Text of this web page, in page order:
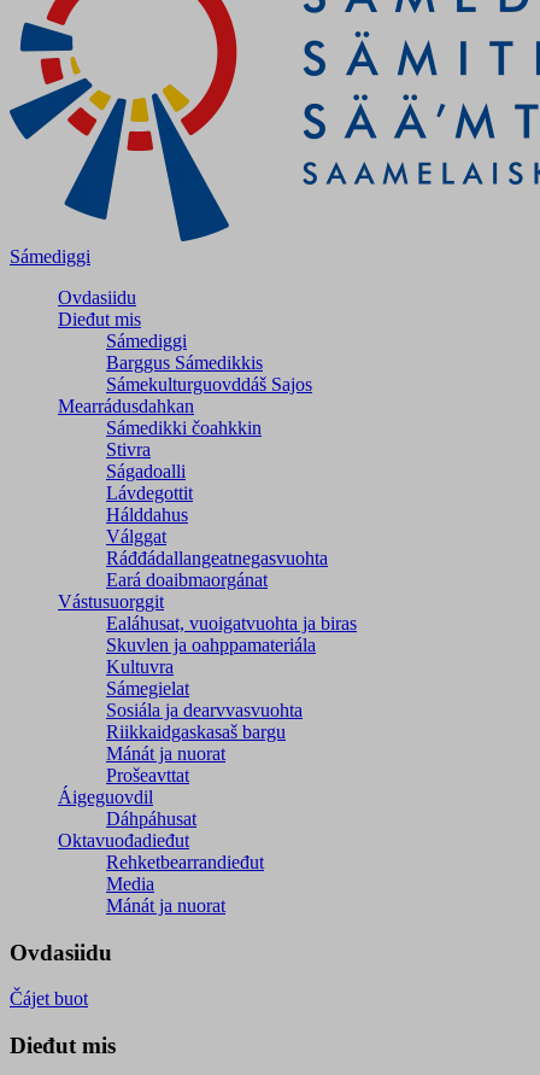
Sámediggi
Ovdasiidu
Dieđut mis
Sámediggi
Barggus Sámedikkis
Sámekulturguovddáš Sajos
Mearrádusdahkan
Sámedikki čoahkkin
Stivra
Ságadoalli
Lávdegottit
Hálddahus
Válggat
Ráđđádallangeatnegas­vuohta
Eará doaibmaorgánat
Vástusuorggit
Ealáhusat, vuoigatvuohta ja biras
Skuvlen ja oahppamateriála
Kultuvra
Sámegielat
Sosiála ja dearvvasvuohta
Riikkaidgaskasaš bargu
Mánát ja nuorat
Prošeavttat
Áigeguovdil
Dáhpáhusat
Oktavuođadieđut
Rehketbearrandieđut
Media
Mánát ja nuorat
Ovdasiidu
Čájet buot
Dieđut mis